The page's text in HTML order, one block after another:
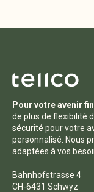
Pour votre avenir
de plus de flexibilité
sécurité pour votre
personnalisé. Nous
adaptées à vos
Bahnhofstrasse 4
CH-6431 Schwyz